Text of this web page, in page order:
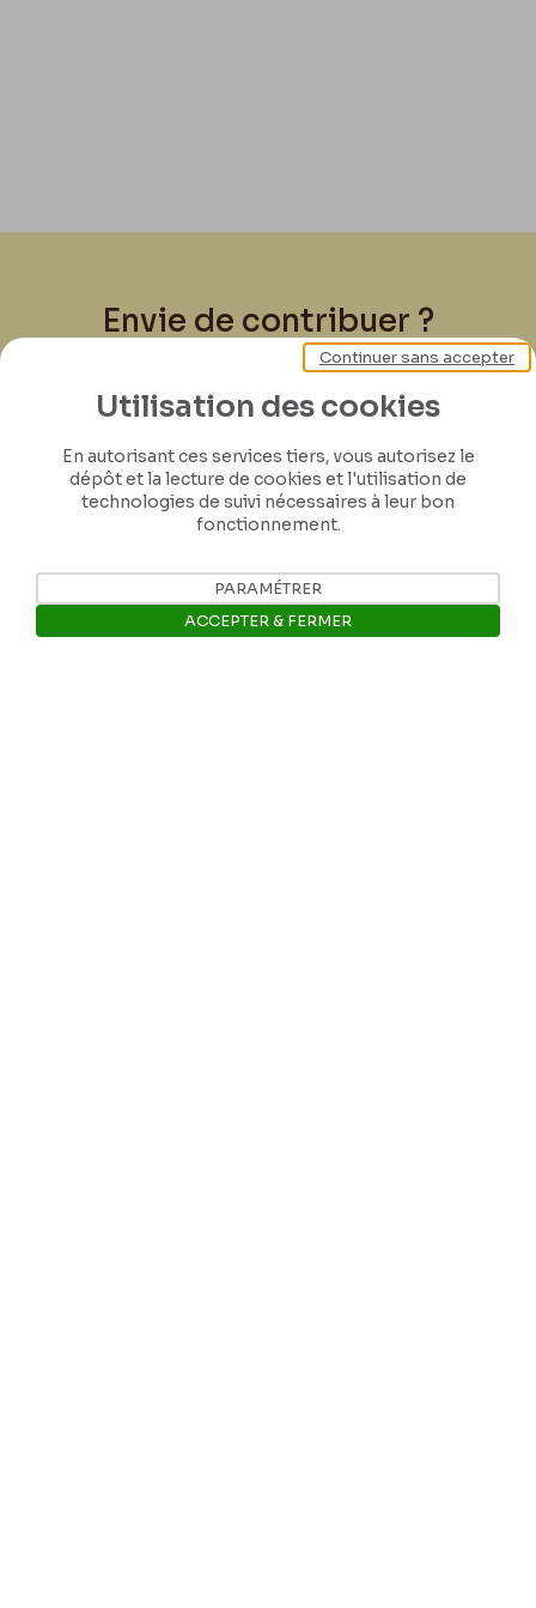
Envie de contribuer ?
de Félicien Rops ! Partagez vos lettres,
documents et connaissances afin de
contribuer à faire perdurer son œuvre pour
les générations futures.
Je contribue
Utilisation des cookies
En autorisant ces services tiers, vous autorisez le
dépôt et la lecture de cookies et l'utilisation de
technologies de suivi nécessaires à leur bon
fonctionnement.
Continuer sans accepter
PARAMÉTRER
ACCEPTER & FERMER